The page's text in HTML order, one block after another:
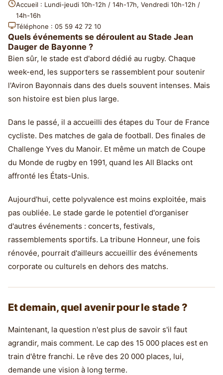
Accueil : Lundi-jeudi 10h-12h / 14h-17h, Vendredi 10h-12h /
14h-16h
Téléphone : 05 59 42 72 10
Quels événements se déroulent au Stade Jean
Dauger de Bayonne ?
Bien sûr, le stade est d'abord dédié au rugby. Chaque
week-end, les supporters se rassemblent pour soutenir
l'Aviron Bayonnais dans des duels souvent intenses. Mais
son histoire est bien plus large.
Dans le passé, il a accueilli des étapes du Tour de France
cycliste. Des matches de gala de football. Des finales de
Challenge Yves du Manoir. Et même un match de Coupe
du Monde de rugby en 1991, quand les All Blacks ont
affronté les États-Unis.
Aujourd'hui, cette polyvalence est moins exploitée, mais
pas oubliée. Le stade garde le potentiel d'organiser
d'autres événements : concerts, festivals,
rassemblements sportifs. La tribune Honneur, une fois
rénovée, pourrait d'ailleurs accueillir des événements
corporate ou culturels en dehors des matchs.
Et demain, quel avenir pour le stade ?
Maintenant, la question n'est plus de savoir s'il faut
agrandir, mais comment. Le cap des 15 000 places est en
train d'être franchi. Le rêve des 20 000 places, lui,
demande une vision à long terme.